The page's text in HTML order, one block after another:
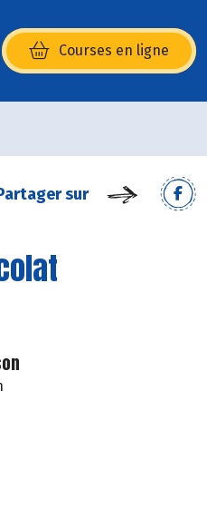
Courses en ligne
fenêtre)
sur